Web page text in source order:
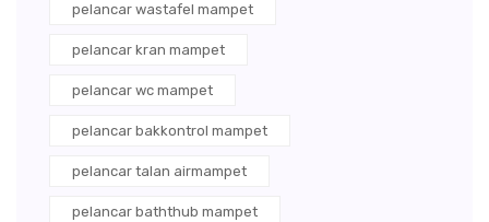
pelancar wastafel mampet
pelancar kran mampet
pelancar wc mampet
pelancar bakkontrol mampet
pelancar talan airmampet
pelancar baththub mampet